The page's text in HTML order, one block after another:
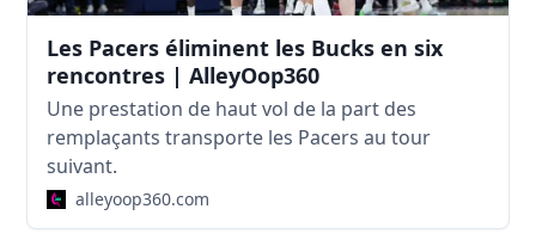
Les Pacers éliminent les Bucks en six
rencontres | AlleyOop360
Une prestation de haut vol de la part des
remplaçants transporte les Pacers au tour
suivant.
alleyoop360.com